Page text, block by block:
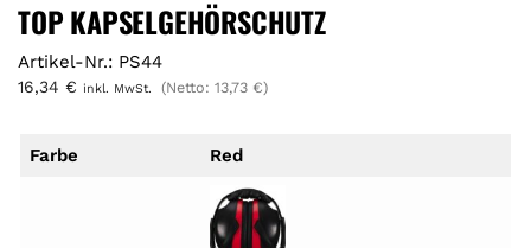
TOP KAPSELGEHÖRSCHUTZ
Artikel-Nr.: PS44
16,34 € inkl. MwSt. (Netto: 13,73 €)
Farbe Red